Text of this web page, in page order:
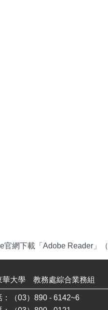
官網下載「Adobe Reader」（
華大學 教務處綜合業務組
：（03）890 - 6142~6